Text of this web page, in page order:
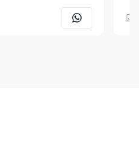
menor valor que seja
é do veiculo,